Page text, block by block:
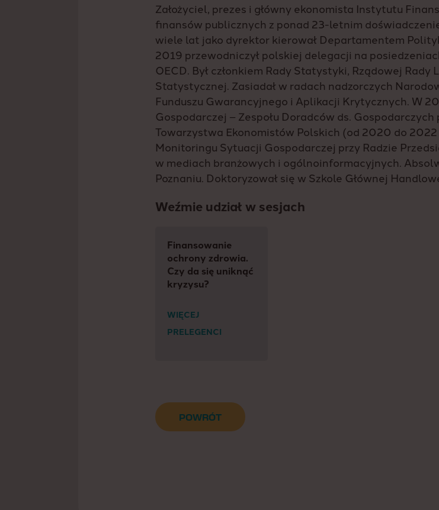
Założyciel, prezes i główny ekonomista Instytutu
finansów publicznych z ponad 23-letnim
wiele lat jako dyrektor kierował Departamentem
2019 przewodniczył polskiej delegacji na
OECD. Był członkiem Rady Statystyki, Rządowej Rady
Statystycznej. Zasiadał w radach nadzorczych
Funduszu Gwarancyjnego i Aplikacji Krytycznych. W
Gospodarczej – Zespołu Doradców ds. Gospodarczych
Towarzystwa Ekonomistów Polskich (od 2020 do
Monitoringu Sytuacji Gospodarczej przy Radzie
w mediach branżowych i ogólnoinformacyjnych.
Poznaniu. Doktoryzował się w Szkole Głównej
Weźmie udział w sesjach
Finansowanie
ochrony zdrowia.
Czy da się uniknąć
kryzysu?
WIĘCEJ
PRELEGENCI
POWRÓT